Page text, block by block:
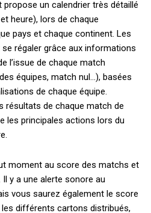
propose un calendrier très détaillé
heure), lors de chaque
pays et chaque continent. Les
régaler grâce aux informations
l’issue de chaque match
équipes, match nul…), basées
de chaque équipe.
résultats de chaque match de
les principales actions lors du
moment au score des matchs et
y a une alerte sonore au
vous saurez également le score
différents cartons distribués,